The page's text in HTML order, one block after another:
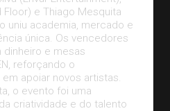
Floor) e Thiago Mesquita
uniu academia, mercado e
única. Os vencedores
e mesas
reforçando o
apoiar novos artistas.
o evento foi uma
criatividade e do talento